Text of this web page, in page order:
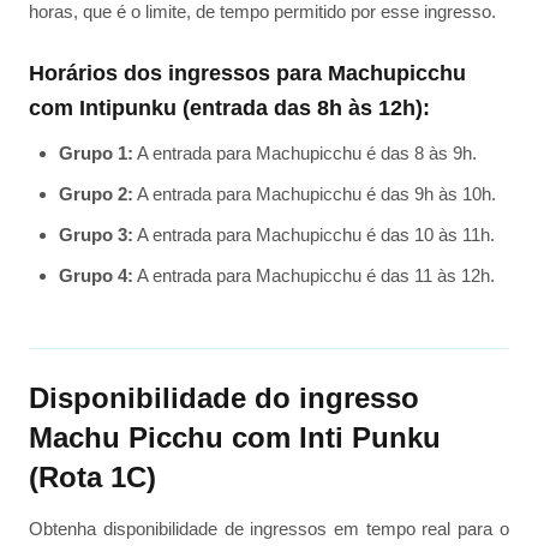
horas, que é o limite, de tempo permitido por esse ingresso.
Horários dos ingressos para Machupicchu
com Intipunku (entrada das 8h às 12h):
Grupo 1: A entrada para Machupicchu é das 8 às 9h.
Grupo 2: A entrada para Machupicchu é das 9h às 10h.
Grupo 3: A entrada para Machupicchu é das 10 às 11h.
Grupo 4: A entrada para Machupicchu é das 11 às 12h.
Disponibilidade do ingresso
Machu Picchu com Inti Punku
(Rota 1C)
Obtenha disponibilidade de ingressos em tempo real para o